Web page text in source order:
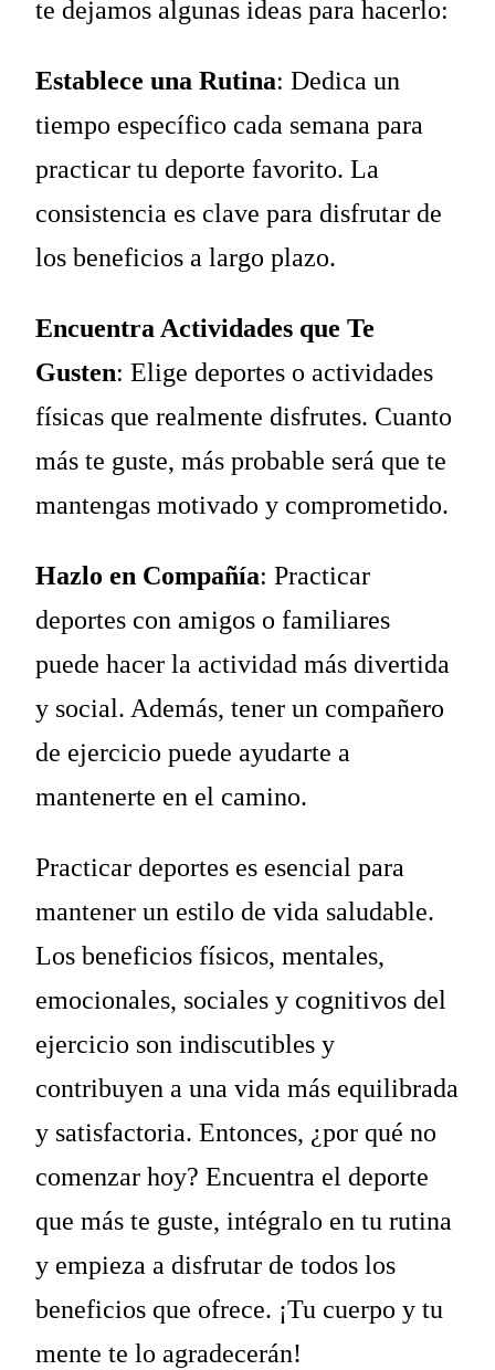
te dejamos algunas ideas para hacerlo:
Establece una Rutina: Dedica un
tiempo específico cada semana para
practicar tu deporte favorito. La
consistencia es clave para disfrutar de
los beneficios a largo plazo.
Encuentra Actividades que Te
Gusten: Elige deportes o actividades
físicas que realmente disfrutes. Cuanto
más te guste, más probable será que te
mantengas motivado y comprometido.
Hazlo en Compañía: Practicar
deportes con amigos o familiares
puede hacer la actividad más divertida
y social. Además, tener un compañero
de ejercicio puede ayudarte a
mantenerte en el camino.
Practicar deportes es esencial para
mantener un estilo de vida saludable.
Los beneficios físicos, mentales,
emocionales, sociales y cognitivos del
ejercicio son indiscutibles y
contribuyen a una vida más equilibrada
y satisfactoria. Entonces, ¿por qué no
comenzar hoy? Encuentra el deporte
que más te guste, intégralo en tu rutina
y empieza a disfrutar de todos los
beneficios que ofrece. ¡Tu cuerpo y tu
mente te lo agradecerán!